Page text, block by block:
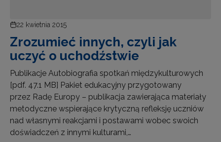
22 kwietnia 2015
Zrozumieć innych, czyli jak
uczyć o uchodźstwie
Publikacje Autobiografia spotkań międzykulturowych
[pdf. 47.1 MB] Pakiet edukacyjny przygotowany
przez Radę Europy – publikacja zawierająca materiały
metodyczne wspierające krytyczną refleksję uczniów
nad własnymi reakcjami i postawami wobec swoich
doświadczeń z innymi kulturami,…